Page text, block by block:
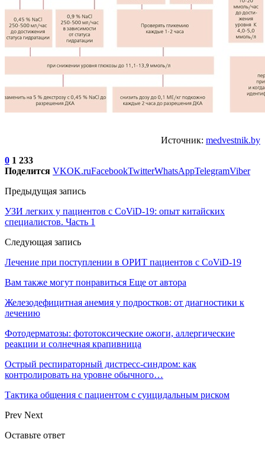
Источник: medvestnik.by
0 1 233
Поделится VKOK.ruFacebookTwitterWhatsAppTelegramViber
Предыдущая запись
УЗИ легких у пациентов с CoViD-19: опыт китайских
специалистов. Часть 1
Следующая запись
Лечение при поступлении в ОРИТ пациентов с CoViD-19
Вам также могут понравиться Еще от автора
Железодефицитная анемия у подростков: от диагностики к
лечению
Фотодерматозы: фототоксические ожоги, аллергические
реакции и солнечная крапивница
Острый респираторный дистресс-синдром: как
контролировать на уровне обычного…
Тактика общения с пациентом с суицидальным риском
Prev Next
Оставьте ответ